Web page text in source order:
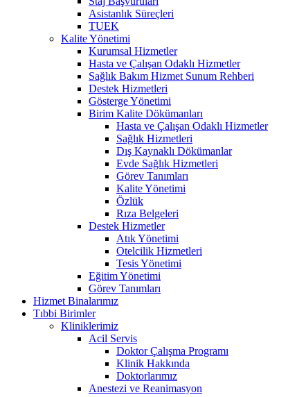
Asistanlık Süreçleri
TUEK
Kalite Yönetimi
Kurumsal Hizmetler
Hasta ve Çalışan Odaklı Hizmetler
Sağlık Bakım Hizmet Sunum Rehberi
Destek Hizmetleri
Gösterge Yönetimi
Birim Kalite Dökümanları
Hasta ve Çalışan Odaklı Hizmetler
Sağlık Hizmetleri
Dış Kaynaklı Dökümanlar
Evde Sağlık Hizmetleri
Görev Tanımları
Kalite Yönetimi
Özlük
Rıza Belgeleri
Destek Hizmetler
Atık Yönetimi
Otelcilik Hizmetleri
Tesis Yönetimi
Eğitim Yönetimi
Görev Tanımları
Hizmet Binalarımız
Tıbbi Birimler
Kliniklerimiz
Acil Servis
Doktor Çalışma Programı
Klinik Hakkında
Doktorlarımız
Anestezi ve Reanimasyon